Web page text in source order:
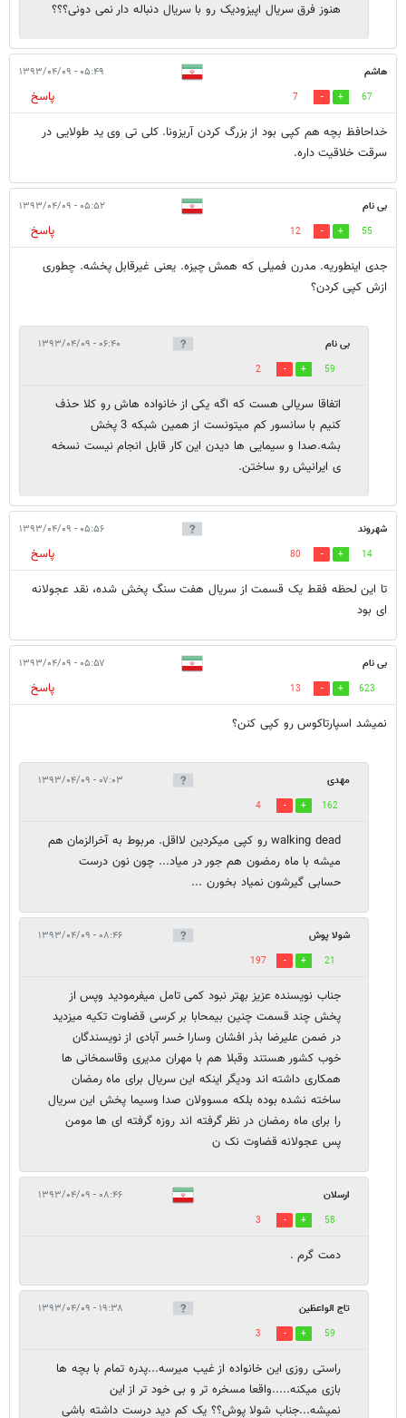
هنوز فرق سریال اپیزودیک رو با سریال دنباله دار نمی دونی؟؟؟
هاشم ۰۵:۴۹ - ۱۳۹۳/۰۴/۰۹
67
7
پاسخ
خداحافظ بچه هم کپی بود از بزرگ کردن آریزونا. کلی تی وی ید طولایی در
سرقت خلاقیت داره.
بی نام ۰۵:۵۲ - ۱۳۹۳/۰۴/۰۹
55
12
پاسخ
جدی اینطوریه. مدرن فمیلی که همش چیزه. یعنی غیرقابل پخشه. چطوری
ازش کپی کردن؟
بی نام ۰۶:۴۰ - ۱۳۹۳/۰۴/۰۹
59
2
اتفاقا سریالی هست که اگه یکی از خانواده هاش رو کلا حذف
کنیم با سانسور کم میتونست از همین شبکه 3 پخش
بشه.صدا و سیمایی ها دیدن این کار قابل انجام نیست نسخه
ی ایرانیش رو ساختن.
شهروند ۰۵:۵۶ - ۱۳۹۳/۰۴/۰۹
14
80
پاسخ
تا این لحظه فقط یک قسمت از سریال هفت سنگ پخش شده، نقد عجولانه
ای بود
بی نام ۰۵:۵۷ - ۱۳۹۳/۰۴/۰۹
623
13
پاسخ
نمیشد اسپارتاکوس رو کپی کنن؟
مهدی ۰۷:۰۳ - ۱۳۹۳/۰۴/۰۹
162
4
walking dead رو کپی میکردین لااقل. مربوط به آخرالزمان هم
میشه با ماه رمضون هم جور در میاد... چون نون درست
حسابی گیرشون نمیاد بخورن ...
شولا پوش ۰۸:۴۶ - ۱۳۹۳/۰۴/۰۹
21
197
جناب نویسنده عزیز بهتر نبود کمی تامل میفرمودید وپس از
پخش چند قسمت چنین بیمحابا بر کرسی قضاوت تکیه میزدید
در ضمن علیرضا بذر افشان وسارا خسر آبادی از نویسندگان
خوب کشور هستند وقبلا هم با مهران مدیری وقاسمخانی ها
همکاری داشته اند ودیگر اینکه این سریال برای ماه رمضان
ساخته نشده بوده بلکه مسوولان صدا وسیما پخش این سریال
را برای ماه رمضان در نظر گرفته اند روزه گرفته ای ها مومن
پس عجولانه قضاوت نک ن
ارسلان ۰۸:۴۶ - ۱۳۹۳/۰۴/۰۹
58
3
دمت گرم .
تاج الواعظین ۱۹:۳۸ - ۱۳۹۳/۰۴/۰۹
59
3
راستی روزی این خانواده از غیب میرسه...پدره تمام با بچه ها
بازی میکنه.....واقعا مسخره تر و بی خود تر از این
نمیشه...جناب شولا پوش؟؟ یک کم دید درست داشته باشی